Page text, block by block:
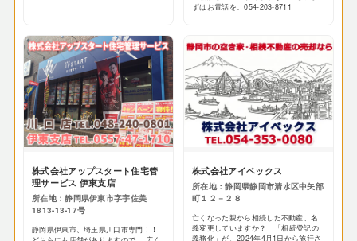
ずはお電話を。054-203-8711
株式会社アップスタート住宅管
理サービス 伊東支店
所在地：静岡県伊東市字宇佐美
1813-13-17号
静岡県伊東市、埼玉県川口市専門！！
株式会社アイベックス
所在地：静岡県静岡市清水区中矢部
町１２－２８
亡くなった親から相続した不動産、名
義変更していますか？ 「相続登記の
義務化」が、2024年4月1日から施行さ